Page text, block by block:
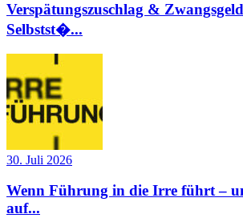
Verspätungszuschlag &
Selbstst�...
30. Juli 2026
Wenn Führung in die Irre führt –
auf...